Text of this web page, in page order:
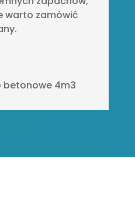
warto zamówić
betonowe 4m3